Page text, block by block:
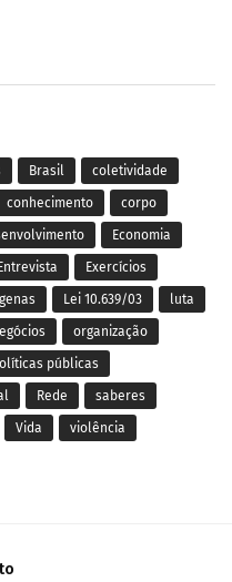
Brasil coletividade
conhecimento corpo
Economia
Entrevista Exercícios
Lei 10.639/03 luta
organização
públicas
Rede saberes
Vida violência